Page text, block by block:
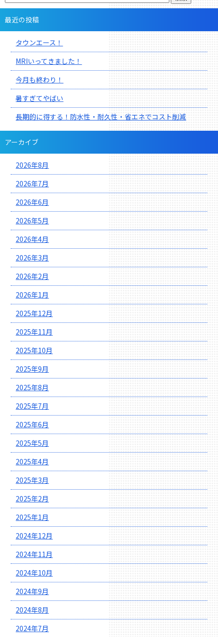
最近の投稿
タウンエース！
MRIいってきました！
今月も終わり！
暑すぎてやばい
長期的に得する！防水性・耐久性・省エネでコスト削減
アーカイブ
2026年8月
2026年7月
2026年6月
2026年5月
2026年4月
2026年3月
2026年2月
2026年1月
2025年12月
2025年11月
2025年10月
2025年9月
2025年8月
2025年7月
2025年6月
2025年5月
2025年4月
2025年3月
2025年2月
2025年1月
2024年12月
2024年11月
2024年10月
2024年9月
2024年8月
2024年7月